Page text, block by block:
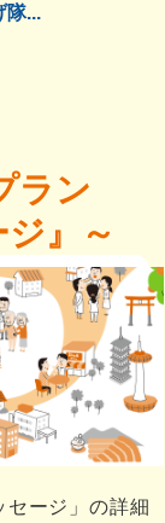
隊...
...
プ...
リ...
ラン
』～
セージ」の詳細